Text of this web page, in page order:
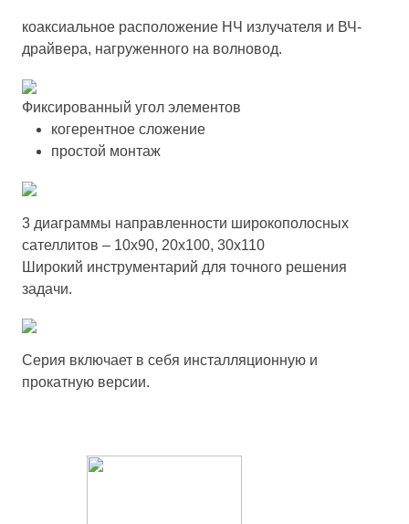
коаксиальное расположение НЧ излучателя и ВЧ-
драйвера, нагруженного на волновод.
Фиксированный угол элементов
когерентное сложение
простой монтаж
3 диаграммы направленности широкополосных
сателлитов – 10х90, 20х100, 30х110
Широкий инструментарий для точного решения
задачи.
Серия включает в себя инсталляционную и
прокатную версии.